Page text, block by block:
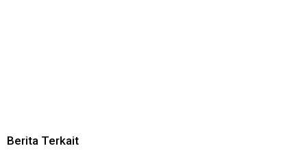
Berita Terkait